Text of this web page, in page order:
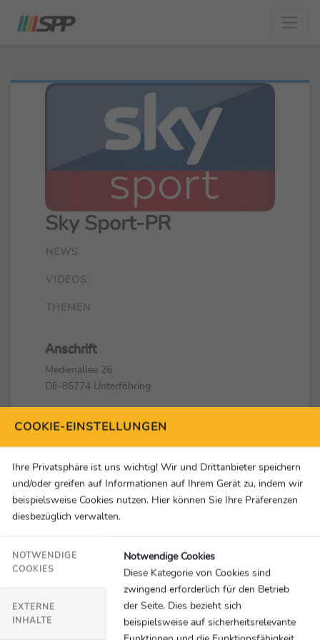
Sky Sport-PR
NEWS
VIDEOS
THEMEN
Anschrift
Medienallee 26
DE-85774 Unterföhring
Kontakt
Social Media & Links
COOKIE-EINSTELLUNGEN
Ihre Privatsphäre ist uns wichtig! Wir und Drittanbieter speichern
und/oder greifen auf Informationen auf Ihrem Gerät zu, indem wir
beispielsweise Cookies nutzen. Hier können Sie Ihre Präferenzen
diesbezüglich verwalten.
NOTWENDIGE
COOKIES
EXTERNE
INHALTE
Notwendige Cookies
Diese Kategorie von Cookies sind
zwingend erforderlich für den Betrieb
der Seite. Dies bezieht sich
beispielsweise auf sicherheitsrelevante